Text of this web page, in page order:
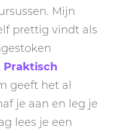
Mijn
prettig vindt als
Praktisch
geeft het al
je aan en leg je
lees je een